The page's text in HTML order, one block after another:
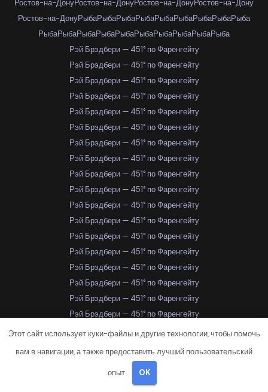
Ростов-на-ДонуРостов-на-ДонуРостов-на-ДонуРостов-на-Дону
Ростов-на-ДонуРыбаРыбаРыбаРыбаРыбаРыбаРыбаРыбаРыба
РыбаРыбаРыбаРыбаРыбаРыбаРыбаРыбаРыбаРыба
Рэй Брэдбери — 451° по Фаренгейту
Рэй Брэдбери — 451° по Фаренгейту
Рэй Брэдбери — 451° по Фаренгейту
Рэй Брэдбери — 451° по Фаренгейту
Рэй Брэдбери — 451° по Фаренгейту
Рэй Брэдбери — 451° по Фаренгейту
Рэй Брэдбери — 451° по Фаренгейту
Рэй Брэдбери — 451° по Фаренгейту
Рэй Брэдбери — 451° по Фаренгейту
Рэй Брэдбери — 451° по Фаренгейту
Рэй Брэдбери — 451° по Фаренгейту
Рэй Брэдбери — 451° по Фаренгейту
Рэй Брэдбери — 451° по Фаренгейту
Рэй Брэдбери — 451° по Фаренгейту
Рэй Брэдбери — 451° по Фаренгейту
Рэй Брэдбери — 451° по Фаренгейту
Рэй Брэдбери — 451° по Фаренгейту
Рэй Брэдбери — 451° по Фаренгейту
Рэй Брэдбери — 451° по Фаренгейту
Рэй Брэдбери — 451° по Фаренгейту
Рэй Брэдбери — 451° по ФаренгейтуСамара
Этот сайт использует куки-файлы и другие технологии, чтобы помочь
вам в навигации, а также предоставить лучший пользовательский
опыт. OK